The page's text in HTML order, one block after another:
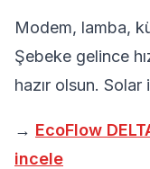
Modem, lamba,
Şebeke gelince
hazır olsun. Solar
→ EcoFlow
incele